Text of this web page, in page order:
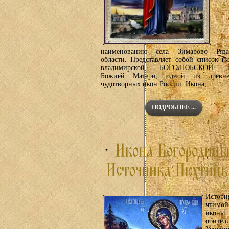
наименованию села Зимарово
области. Представляет собой список
владимирской БОГОЛЮБСКОЙ
Божией Матери, одной из
чудотворных икон России. Икона,...
ПОДРОБНЕЕ ...
чтимой
иконы